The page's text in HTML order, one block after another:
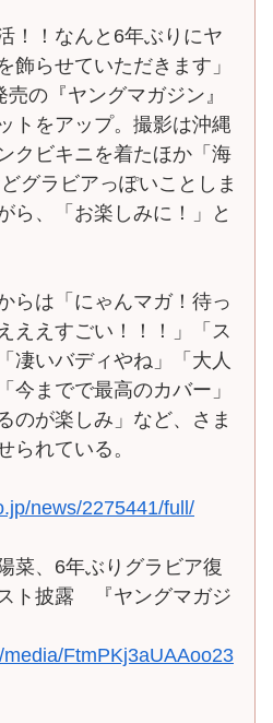
！！なんと6年ぶりにヤ
飾らせていただきます」
の『ヤングマガジン』
トをアップ。撮影は沖縄
クビキニを着たほか「海
グラビアっぽいことしま
ら、「お楽しみに！」と
らは「にゃんマガ！待っ
ええすごい！！！」「ス
凄いバディやね」「大人
今までで最高のカバー」
のが楽しみ」など、さま
られている。
news/2275441/full/
菜、6年ぶりグラビア復
ト披露 『ヤングマガジ
FtmPKj3aUAAoo23